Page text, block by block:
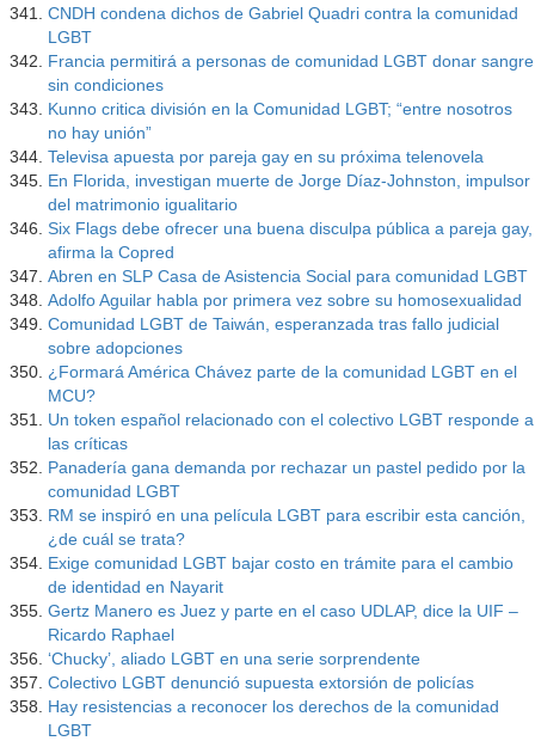
CNDH condena dichos de Gabriel Quadri contra la comunidad
LGBT
Francia permitirá a personas de comunidad LGBT donar sangre
sin condiciones
Kunno critica división en la Comunidad LGBT; “entre nosotros
no hay unión”
Televisa apuesta por pareja gay en su próxima telenovela
En Florida, investigan muerte de Jorge Díaz-Johnston, impulsor
del matrimonio igualitario
Six Flags debe ofrecer una buena disculpa pública a pareja gay,
afirma la Copred
Abren en SLP Casa de Asistencia Social para comunidad LGBT
Adolfo Aguilar habla por primera vez sobre su homosexualidad
Comunidad LGBT de Taiwán, esperanzada tras fallo judicial
sobre adopciones
¿Formará América Chávez parte de la comunidad LGBT en el
MCU?
Un token español relacionado con el colectivo LGBT responde a
las críticas
Panadería gana demanda por rechazar un pastel pedido por la
comunidad LGBT
RM se inspiró en una película LGBT para escribir esta canción,
¿de cuál se trata?
Exige comunidad LGBT bajar costo en trámite para el cambio
de identidad en Nayarit
Gertz Manero es Juez y parte en el caso UDLAP, dice la UIF –
Ricardo Raphael
‘Chucky’, aliado LGBT en una serie sorprendente
Colectivo LGBT denunció supuesta extorsión de policías
Hay resistencias a reconocer los derechos de la comunidad
LGBT